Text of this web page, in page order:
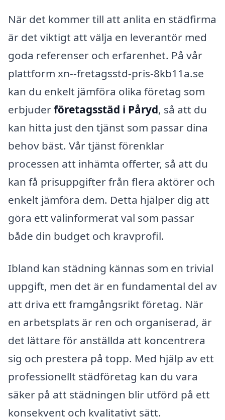
När det kommer till att anlita en städfirma
är det viktigt att välja en leverantör med
goda referenser och erfarenhet. På vår
plattform xn--fretagsstd-pris-8kb11a.se
kan du enkelt jämföra olika företag som
erbjuderföretagsstäd i Påryd, så att du
kan hitta just den tjänst som passar dina
behov bäst. Vår tjänst förenklar
processen att inhämta offerter, så att du
kan få prisuppgifter från flera aktörer och
enkelt jämföra dem. Detta hjälper dig att
göra ett välinformerat val som passar
både din budget och kravprofil.
Ibland kan städning kännas som en trivial
uppgift, men det är en fundamental del av
att driva ett framgångsrikt företag. När
en arbetsplats är ren och organiserad, är
det lättare för anställda att koncentrera
sig och prestera på topp. Med hjälp av ett
professionellt städföretag kan du vara
säker på att städningen blir utförd på ett
konsekvent och kvalitativt sätt.